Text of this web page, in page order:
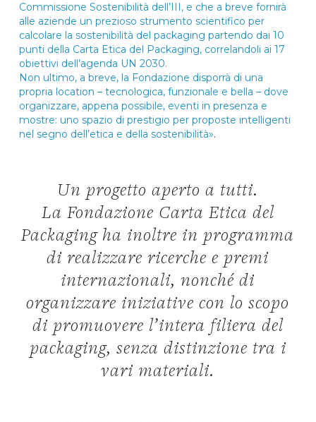
Commissione Sostenibilità dell’III, e che a breve fornirà
alle aziende un prezioso strumento scientifico per
calcolare la sostenibilità del packaging partendo dai 10
punti della Carta Etica del Packaging, correlandoli ai 17
obiettivi dell’agenda UN 2030.
Non ultimo, a breve, la Fondazione disporrà di una
propria location – tecnologica, funzionale e bella – dove
organizzare, appena possibile, eventi in presenza e
mostre: uno spazio di prestigio per proposte intelligenti
nel segno dell’etica e della sostenibilità».
Un progetto aperto a tutti.
La Fondazione Carta Etica del
Packaging ha inoltre in programma
di realizzare ricerche e premi
internazionali, nonché di
organizzare iniziative con lo scopo
di promuovere l’intera filiera del
packaging, senza distinzione tra i
vari materiali.